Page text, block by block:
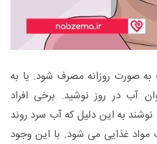
به صورت روزانه مصرف شود. یا به
مثال قدیمی باید ۸ لیوان آب در روز نوشید. برخی افراد
به این دلیل که آب سرد روند
غذایی می شود. با این وجود